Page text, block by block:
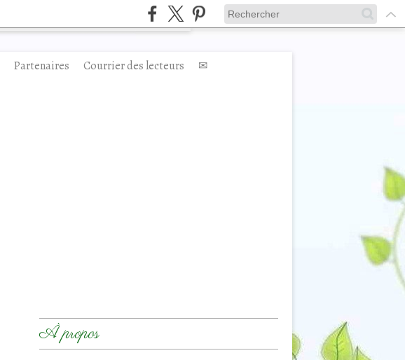
Partenaires Courrier des lecteurs
✉
À propos